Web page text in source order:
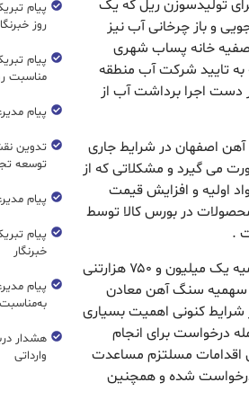
تولیدسوزن ریل که یک
و باز چرخانی آب نیز
خانه پساب شهری
تایید شرکت آب منطقه
دست اجرا برداشت آب از
آهن اصفهان در شرایط جاری
می گیرد و مشکلاتی که از
اولیه و افزایش قیمت
در بورس کالا توسط
.
مدیرعامل ذوب آهن اصفهان با انتقاد از عدم تخصیص سهمیه یک میلیون و ۷۵۰ هزارتنی
سهمیه سنگ آهن معادن
شرایط کنونی اهمیت بسیاری
درخواست برای انجام
اقدامات مسلتزم مساعدت
درخواست شده و همچنین
پیام
روز
پیام
مناسبت
پیام
تدوین
توسعه
پیام
پیام
خبرنگار
پیام
به‌مناسبت
هشدار
وارداتی